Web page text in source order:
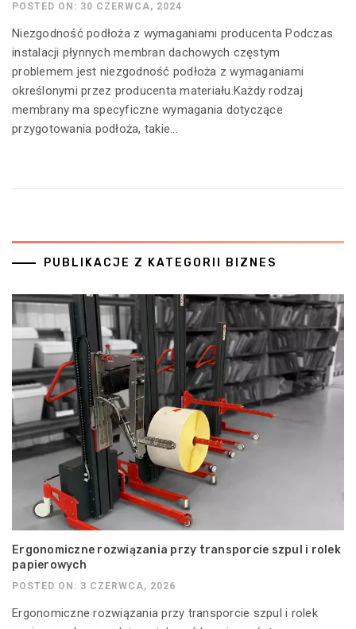
POSTED ON: 30 CZERWCA, 2024
Niezgodność podłoża z wymaganiami producenta Podczas
instalacji płynnych membran dachowych częstym
problemem jest niezgodność podłoża z wymaganiami
określonymi przez producenta materiału.Każdy rodzaj
membrany ma specyficzne wymagania dotyczące
przygotowania podłoża, takie...
PUBLIKACJE Z KATEGORII BIZNES
Ergonomiczne rozwiązania przy transporcie szpul i rolek
papierowych
POSTED ON: 3 CZERWCA, 2026
Ergonomiczne rozwiązania przy transporcie szpul i rolek